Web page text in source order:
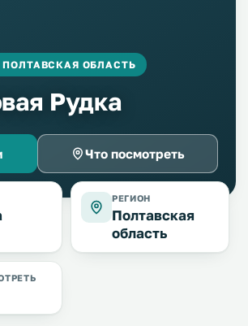
ПОЛТАВСКАЯ ОБЛАСТЬ
Рудка
Что посмотреть
РЕГИОН
Полтавская
область